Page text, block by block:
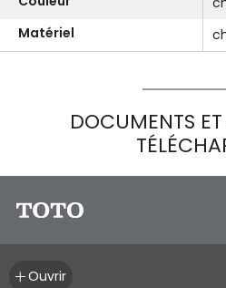
Matériel
DOCUMENTS
Ouvrir